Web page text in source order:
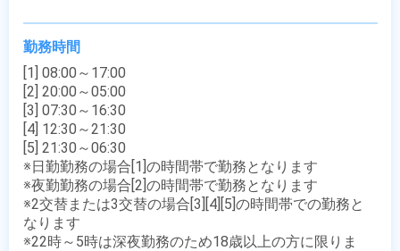
勤務時間
[1] 08:00～17:00
[2] 20:00～05:00
[3] 07:30～16:30
[4] 12:30～21:30
[5] 21:30～06:30
※日勤勤務の場合[1]の時間帯で勤務となります
※夜勤勤務の場合[2]の時間帯で勤務となります
※2交替または3交替の場合[3][4][5]の時間帯での勤務と
なります
※22時～5時は深夜勤務のため18歳以上の方に限りま